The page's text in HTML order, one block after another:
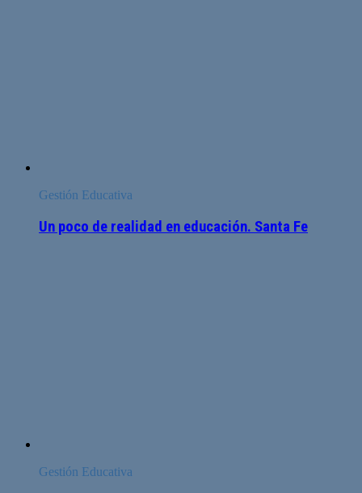
Gestión Educativa
Un poco de realidad en educación. Santa Fe
Gestión Educativa